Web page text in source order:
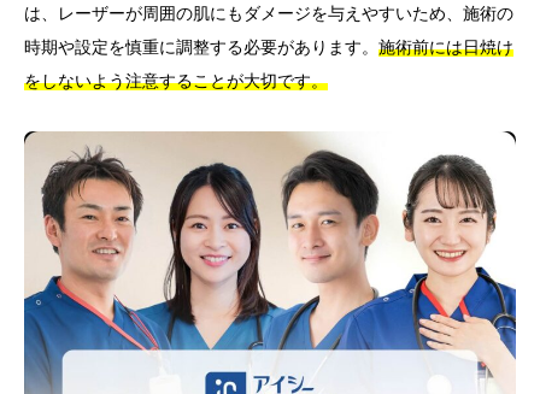
は、レーザーが周囲の肌にもダメージを与えやすいため、施術の
時期や設定を慎重に調整する必要があります。 施術前には日焼け
をしないよう注意することが大切です。